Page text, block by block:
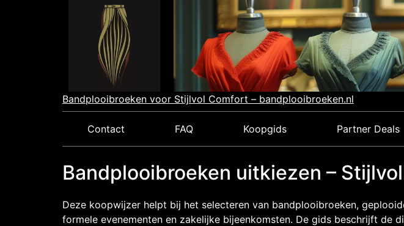
Bandplooibroeken voor Stijlvol Comfort – bandplooibroeken.nl
Contact FAQ Koopgids Partner Deals
Bandplooibroeken uitkiezen –
Deze koopwijzer helpt bij het selecteren van bandplooibroeken,
formele evenementen en zakelijke bijeenkomsten. De gids beschrijft de